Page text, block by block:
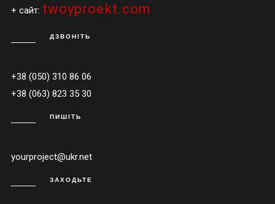
+ сайт: twoyproekt.com
ДЗВОНІТЬ
+38 (050) 310 86 06
+38 (063) 823 35 30
ПИШІТЬ
yourproject@ukr.net
ЗАХОДЬТЕ